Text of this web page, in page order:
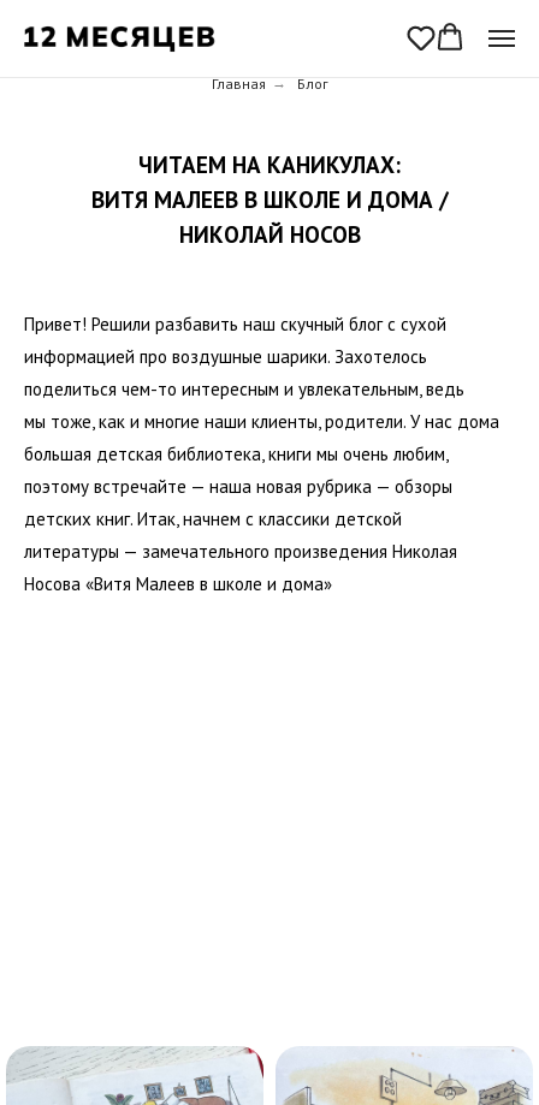
Главная → Блог
ЧИТАЕМ НА КАНИКУЛАХ:
ВИТЯ МАЛЕЕВ В ШКОЛЕ И ДОМА /
НИКОЛАЙ НОСОВ
Привет! Решили разбавить наш скучный блог с сухой
информацией про воздушные шарики. Захотелось
поделиться чем-то интересным и увлекательным, ведь
мы тоже, как и многие наши клиенты, родители. У нас дома
большая детская библиотека, книги мы очень любим,
поэтому встречайте — наша новая рубрика — обзоры
детских книг. Итак, начнем с классики детской
литературы — замечательного произведения Николая
Носова «Витя Малеев в школе и дома»